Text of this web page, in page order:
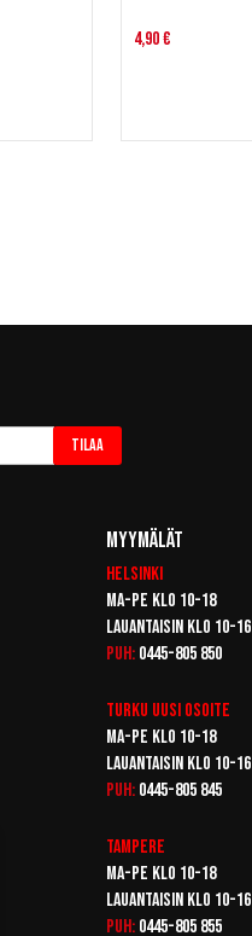
4,90 €
Tilaa
Myymälät
Helsinki
Ma-pe klo 10-18
Lauantaisin klo 10-16
Puh: 0445-805 850
Turku Uusi osoite
Ma-pe klo 10-18
Lauantaisin klo 10-16
Puh: 0445-805 845
Tampere
Ma-pe klo 10-18
Lauantaisin klo 10-16
Puh: 0445-805 855